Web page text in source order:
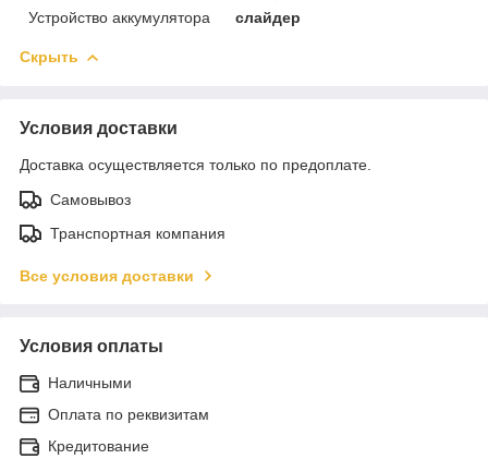
Устройство аккумулятора
слайдер
Скрыть
Условия доставки
Доставка осуществляется только по предоплате.
Самовывоз
Транспортная компания
Все условия доставки
Условия оплаты
Наличными
Оплата по реквизитам
Кредитование